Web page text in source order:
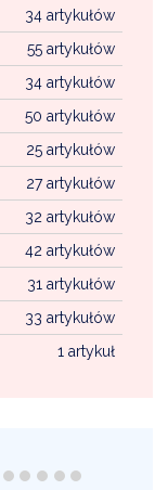
34 artykułów
55 artykułów
34 artykułów
50 artykułów
25 artykułów
27 artykułów
32 artykułów
42 artykułów
31 artykułów
33 artykułów
1 artykuł